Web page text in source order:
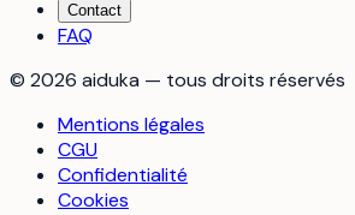
Contact
FAQ
© 2026 aiduka — tous droits réservés
Mentions légales
CGU
Confidentialité
Cookies